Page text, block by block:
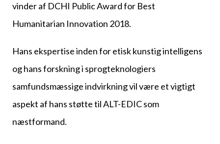
vinder af DCHI Public Award for Best
Humanitarian Innovation 2018.
Hans ekspertise inden for etisk kunstig intelligens
og hans forskning i sprogteknologiers
samfundsmæssige indvirkning vil være et vigtigt
aspekt af hans støtte til ALT-EDIC som
næstformand.